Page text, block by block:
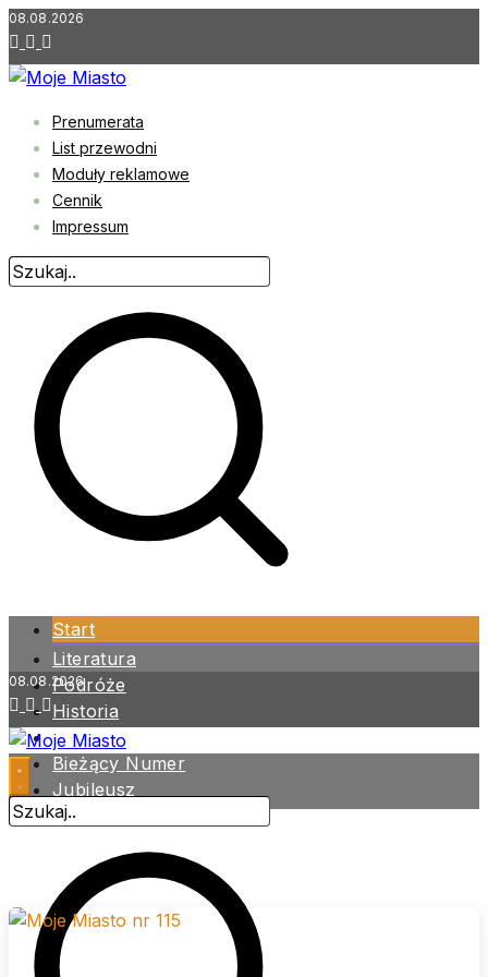
Przejdź
do
treści
08.08.2026
Prenumerata
List przewodni
Moduły reklamowe
Cennik
Impressum
Start
Literatura
Podróże
Historia
Zdrowie
Bieżący Numer
Jubileusz
Archiwum
08.08.2026